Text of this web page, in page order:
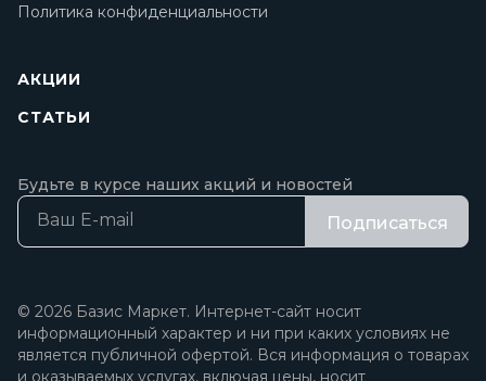
Политика конфиденциальности
АКЦИИ
СТАТЬИ
Будьте в курсе наших акций и новостей
Подписаться
© 2026 Базис Маркет. Интернет-сайт носит
информационный характер и ни при каких условиях не
является публичной офертой. Вся информация о товарах
и оказываемых услугах, включая цены, носит